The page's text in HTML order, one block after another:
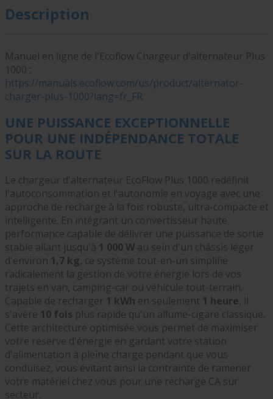
Description
Manuel en ligne de l'Ecoflow Chargeur d'alternateur Plus
1000 :
https://manuals.ecoflow.com/us/product/alternator-
charger-plus-1000?lang=fr_FR
UNE PUISSANCE EXCEPTIONNELLE
POUR UNE INDÉPENDANCE TOTALE
SUR LA ROUTE
Le chargeur d'alternateur EcoFlow Plus 1000 redéfinit
l'autoconsommation et l'autonomie en voyage avec une
approche de recharge à la fois robuste, ultra-compacte et
intelligente. En intégrant un convertisseur haute
performance capable de délivrer une puissance de sortie
stable allant jusqu'à 1 000 Wau sein d'un châssis léger
d'environ 1,7 kg , ce système tout-en-un simplifie
radicalement la gestion de votre énergie lors de vos
trajets en van, camping-car ou véhicule tout-terrain.
Capable de recharger 1 kWh en seulement 1 heure , il
s'avère 10 fois plus rapide qu'un allume-cigare classique.
Cette architecture optimisée vous permet de maximiser
votre réserve d'énergie en gardant votre station
d'alimentation à pleine charge pendant que vous
conduisez, vous évitant ainsi la contrainte de ramener
votre matériel chez vous pour une recharge CA sur
secteur.